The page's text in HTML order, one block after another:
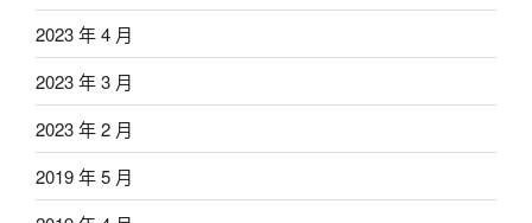
2023 年 4 月
2023 年 3 月
2023 年 2 月
2019 年 5 月